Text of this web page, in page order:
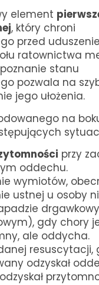
element
, który chroni
przed
ratownictwa
stanu
pozwala na
jego ułożenia.
na
przy
oddechu.
wymiotów,
ustnej u osoby
gdy chory
ale oddycha.
resuscytacji,
odzyskał